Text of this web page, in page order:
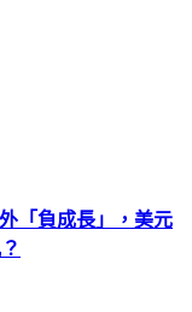
「負成長」，美元